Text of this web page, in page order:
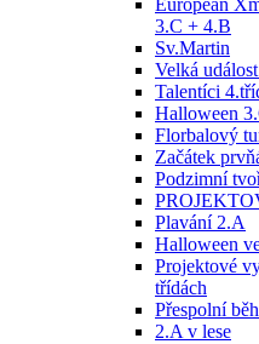
European
3.C + 4.B
Sv.Martin
Velká
Talentíci
Halloween
Florbalový
Začátek
Podzimní
Plavání 2.A
Halloween
Projektové
třídách
Přespolní
2.A v lese